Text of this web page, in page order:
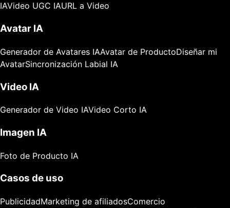
IAVideo UGC IAURL a Video
Avatar IA
Generador de Avatares IAAvatar de ProductoDiseñar mi
AvatarSincronización Labial IA
Video IA
Generador de Video IAVideo Corto IA
Imagen IA
Foto de Producto IA
Casos de uso
PublicidadMarketing de afiliadosComercio